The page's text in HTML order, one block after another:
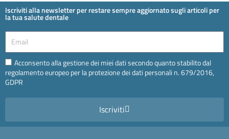
Iscriviti alla newsletter per restare sempre aggiornato sugli articoli per
la tua salute dentale
Email
Email
Acconsento alla gestione dei miei dati secondo quanto stabilito dal
regolamento europeo per la protezione dei dati personali n. 679/2016,
GDPR
Iscriviti